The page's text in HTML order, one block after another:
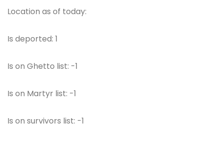
Location as of today:
Is deported: 1
Is on Ghetto list: -1
Is on Martyr list: -1
Is on survivors list: -1